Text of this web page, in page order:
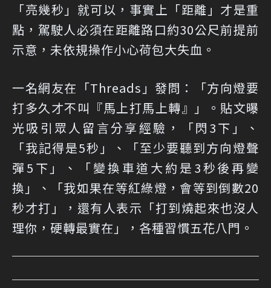
「亮幾秒」就可以，事實上「距離」才是重
點，駕駛人必須在距離路口約30公尺前提前
示意，未依規操作小心荷包大失血。
一名網友在「Threads」 發問 ：「方向燈要
打多久才不叫『馬上打馬上轉』」。貼文曝
光吸引眾人留言分享經驗，「閃3下」、
「我記得是5秒」、「至少要聽到方向燈聲
彈5下」、「變換車道大約是3秒後再變
換」、「我如果在等紅綠燈，會等到倒數20
秒才打」，還有人表示「打到燒起來也沒人
理你，硬轉最實在」，各種習慣五花八門。